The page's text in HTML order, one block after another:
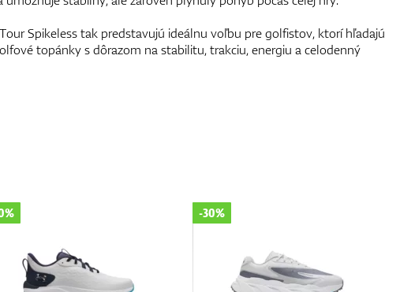
Spikeless tak predstavujú ideálnu voľbu pre golfistov, ktorí hľadajú
topánky s dôrazom na stabilitu, trakciu, energiu a celodenný
-50%